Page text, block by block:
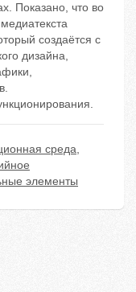
Показано, что во
создаётся с
дизайна,
среда,
элементы